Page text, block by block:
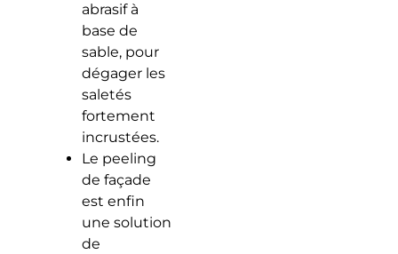
abrasif à
base de
sable, pour
dégager les
saletés
fortement
incrustées.
Le peeling
de façade
est enfin
une solution
de